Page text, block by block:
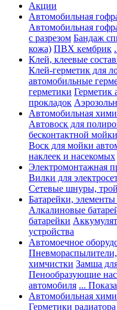
Акции
Автомобильная
Автомобильная
с разрезом Бандаж
кожа) ПВХ кембрик
Клей, клеевые
Клей-герметик для
автомобильные
герметики Герметик
прокладок
Автомобильная
Автовоск для
бесконтактной мойки
Воск для мойки
наклеек и насекомых
Электромонтажная
Вилки для
Сетевые шнуры,
Батарейки,
Алкалиновые
батарейки
устройства
Автомоечное
химчистки Замша
Пенообразующие
автомобиля ...
Автомобильная
Герметики